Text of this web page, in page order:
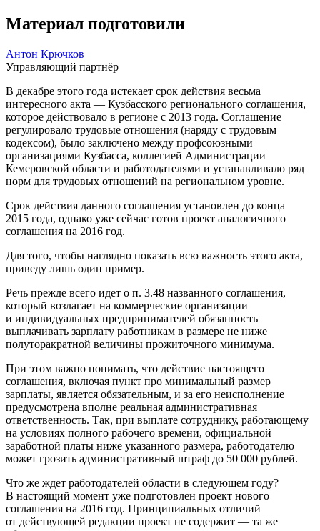
Материал подготовили
Антон Крючков
Управляющий партнёр
В декабре этого года истекает срок действия весьма
интересного акта — Кузбасского регионального соглашения,
которое действовало в регионе с 2013 года. Соглашение
регулировало трудовые отношения (наряду с трудовым
кодексом), было заключено между профсоюзными
организациями Кузбасса, коллегией Администрации
Кемеровской области и работодателями и устанавливало ряд
норм для трудовых отношений на региональном уровне.
Срок действия данного соглашения установлен до конца
2015 года, однако уже сейчас готов проект аналогичного
соглашения на 2016 год.
Для того, чтобы наглядно показать всю важность этого акта,
приведу лишь один пример.
Речь прежде всего идет о п. 3.48 названного соглашения,
который возлагает на коммерческие организации
и индивидуальных предпринимателей обязанность
выплачивать зарплату работникам в размере не ниже
полуторакратной величины прожиточного минимума.
При этом важно понимать, что действие настоящего
соглашения, включая пункт про минимальный размер
зарплаты, является обязательным, и за его неисполнение
предусмотрена вполне реальная административная
ответственность. Так, при выплате сотруднику, работающему
на условиях полного рабочего времени, официальной
заработной платы ниже указанного размера, работодателю
может грозить административный штраф до 50 000 рублей.
Что же ждет работодателей области в следующем году?
В настоящий момент уже подготовлен проект нового
соглашения на 2016 год. Принципиальных отличий
от действующей редакции проект не содержит — та же